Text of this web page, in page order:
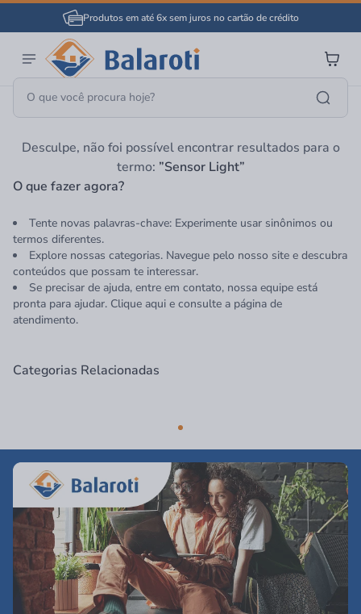
Produtos em até 6x sem juros no cartão de crédito
Página Inicial Sensor Light
Desculpe, não foi possível encontrar resultados para o
termo: ”Sensor Light”
O que fazer agora?
Tente novas palavras-chave: Experimente usar sinônimos ou
termos diferentes.
Explore nossas categorias. Navegue pelo nosso site e descubra
conteúdos que possam te interessar.
Se precisar de ajuda, entre em contato, nossa equipe está
pronta para ajudar. Clique aqui e consulte a página de
atendimento.
Categorias Relacionadas